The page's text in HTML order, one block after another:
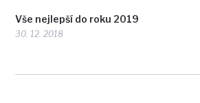
Vše nejlepší do roku 2019
30. 12. 2018